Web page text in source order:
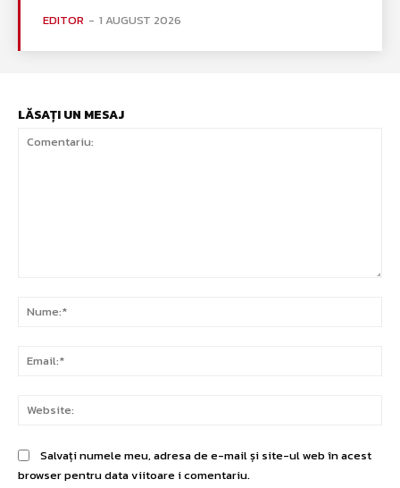
EDITOR - 1 AUGUST 2026
LĂSAȚI UN MESAJ
Salvați numele meu, adresa de e-mail și site-ul web în acest
browser pentru data viitoare i comentariu.